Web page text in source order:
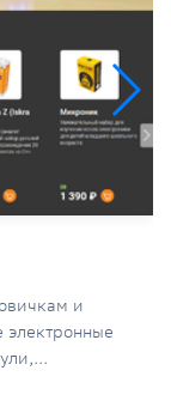
и
электронные